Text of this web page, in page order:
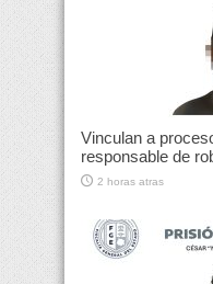
Vinculan a
responsable de
2 horas atras